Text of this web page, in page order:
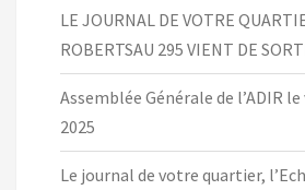
LE JOURNAL DE VOTRE
ROBERTSAU 295 VIENT DE
Assemblée Générale de l’ADIR
2025
Le journal de votre quartier,